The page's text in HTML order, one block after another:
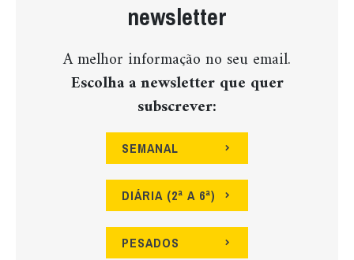
newsletter
A melhor informação no seu email.
Escolha a newsletter que quer
subscrever:
SEMANAL
DIÁRIA (2ª A 6ª)
PESADOS